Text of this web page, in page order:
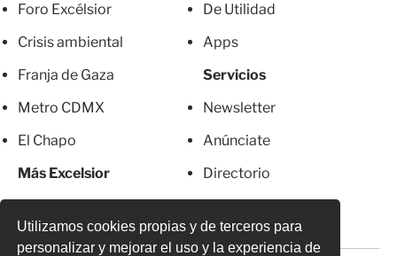
Utilizamos cookies propias y de terceros para
personalizar y mejorar el uso y la experiencia de
Foro Excélsior
Crisis ambiental
Franja de Gaza
Metro CDMX
El Chapo
Más Excelsior
De Utilidad
Apps
Servicios
Newsletter
Anúnciate
Directorio